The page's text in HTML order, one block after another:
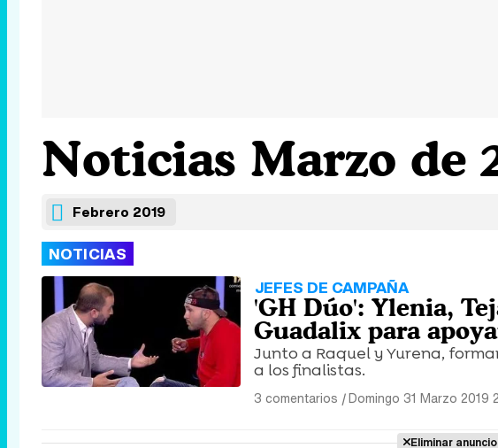
Noticias Marzo de
Febrero 2019
NOTICIAS
JEFES DE CAMPAÑA
'GH Dúo': Ylenia,
Guadalix para
Junto a Raquel y Yurena,
a los finalistas.
3 comentarios |Domingo 31 Marzo 2019
Eliminar